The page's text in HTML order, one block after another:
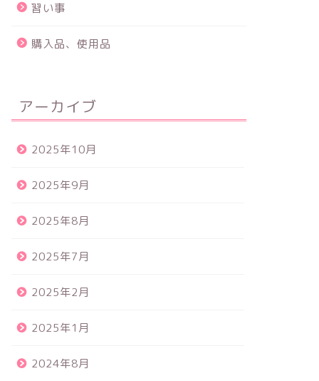
習い事
購入品、使用品
アーカイブ
2025年10月
2025年9月
2025年8月
2025年7月
2025年2月
2025年1月
2024年8月